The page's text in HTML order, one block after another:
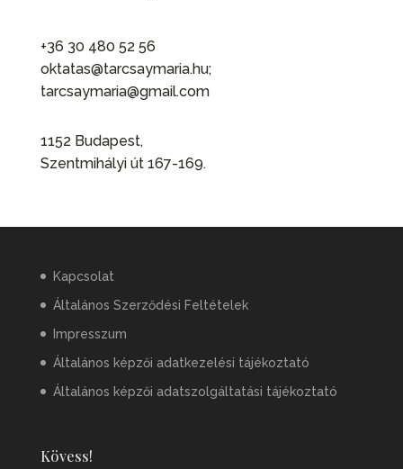
+36 30 480 52 56
oktatas@tarcsaymaria.hu;
tarcsaymaria@gmail.com
1152 Budapest,
Szentmihályi út 167-169.
Kapcsolat
Általános Szerződési Feltételek
Impresszum
Általános képzői adatkezelési tájékoztató
Általános képzői adatszolgáltatási tájékoztató
Kövess!